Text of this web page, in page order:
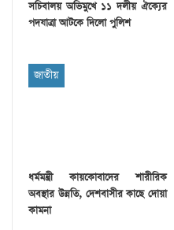
সচিবালয় অভিমুখে ১১ দলীয় ঐক্যের
পদযাত্রা আটকে দিলো পুলিশ
জাতীয়
ধর্মমন্ত্রী কায়কোবাদের শারীরিক
অবস্থার উন্নতি, দেশবাসীর কাছে দোয়া
কামনা